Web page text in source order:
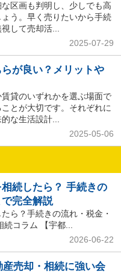
区画も判明し、少しでも高
う。早く売りたいから手続
して売却活...
2025-07-29
が良い？メリットや
貸のいずれかを選ぶ場面で
とが大切です。それぞれに
な生活設計...
2025-05-06
相続したら？ 手続きの
完全解説
ら？手続きの流れ・税金・
続コラム 【宇都...
2026-06-22
産売却・相続に強い会